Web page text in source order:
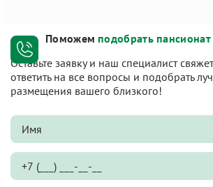
Поможем подобрать пансионат
Оставьте заявку и наш специалист
ответить на все вопросы и подобрать
размещения вашего близкого!